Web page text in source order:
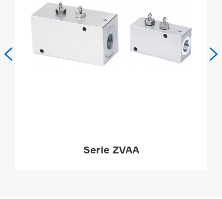
Serie ZVAA
 